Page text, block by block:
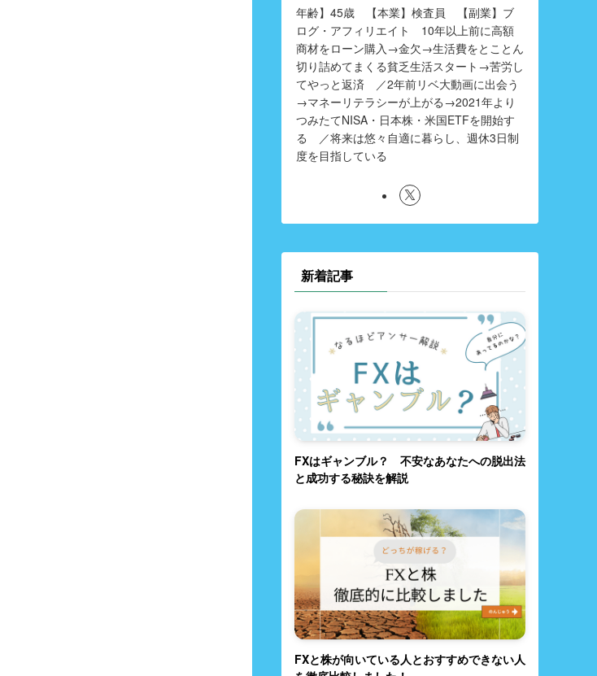
年齢】45歳 【本業】検査員 【副業】ブ
ログ・アフィリエイト 10年以上前に高額
商材をローン購入→金欠→生活費をとことん
切り詰めてまくる貧乏生活スタート→苦労し
てやっと返済 ／2年前リベ大動画に出会う
→マネーリテラシーが上がる→2021年より
つみたてNISA・日本株・米国ETFを開始す
る ／将来は悠々自適に暮らし、週休3日制
度を目指している
新着記事
FXはギャンブル？ 不安なあなたへの脱出法
と成功する秘訣を解説
FXと株が向いている人とおすすめできない人